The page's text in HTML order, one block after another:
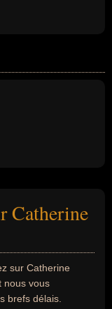
Catherine
sur Catherine
nous vous
brefs délais.